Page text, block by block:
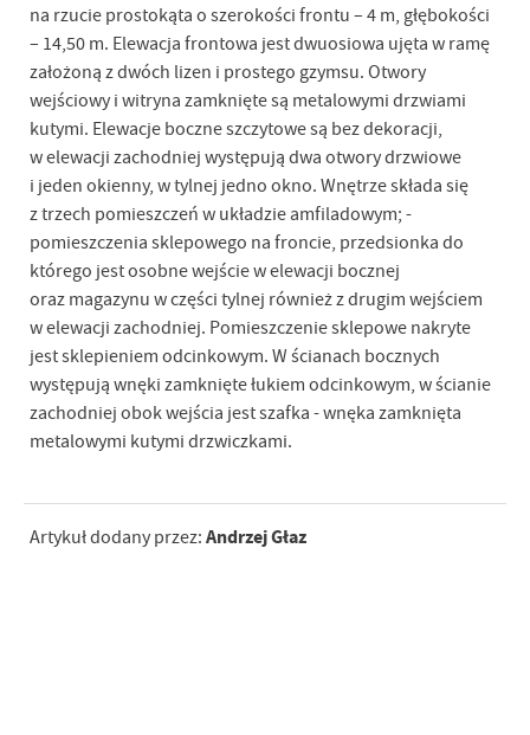
na rzucie prostokąta o szerokości frontu – 4 m, głębokości
– 14,50 m. Elewacja frontowa jest dwuosiowa ujęta w ramę
założoną z dwóch lizen i prostego gzymsu. Otwory
wejściowy i witryna zamknięte są metalowymi drzwiami
kutymi. Elewacje boczne szczytowe są bez dekoracji,
w elewacji zachodniej występują dwa otwory drzwiowe
i jeden okienny, w tylnej jedno okno. Wnętrze składa się
z trzech pomieszczeń w układzie amfiladowym; -
pomieszczenia sklepowego na froncie, przedsionka do
którego jest osobne wejście w elewacji bocznej
oraz magazynu w części tylnej również z drugim wejściem
w elewacji zachodniej. Pomieszczenie sklepowe nakryte
jest sklepieniem odcinkowym. W ścianach bocznych
występują wnęki zamknięte łukiem odcinkowym, w ścianie
zachodniej obok wejścia jest szafka - wnęka zamknięta
metalowymi kutymi drzwiczkami.
Artykuł dodany przez: Andrzej Głaz